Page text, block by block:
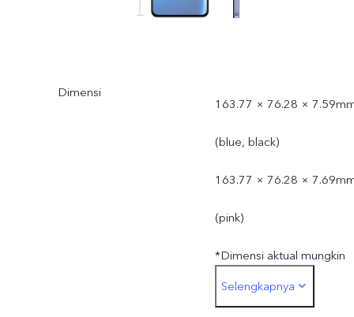
Dimensi
163.77 × 76.28 ×
(blue, black)
163.77 × 76.28 ×
(pink)
*Dimensi aktual mungkin
berbeda karena proses,
Selengkapnya